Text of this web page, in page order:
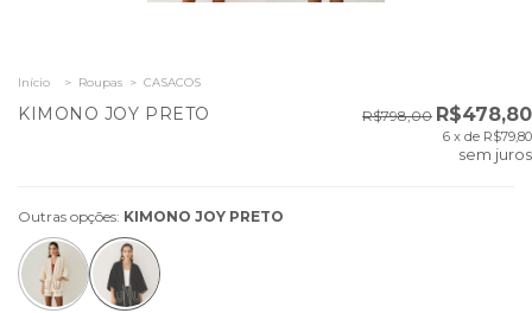
Início > Roupas > CASACOS
KIMONO JOY PRETO R$798,00 R$478,80
6 x de R$79,80
sem juros
Outras opções: KIMONO JOY PRETO